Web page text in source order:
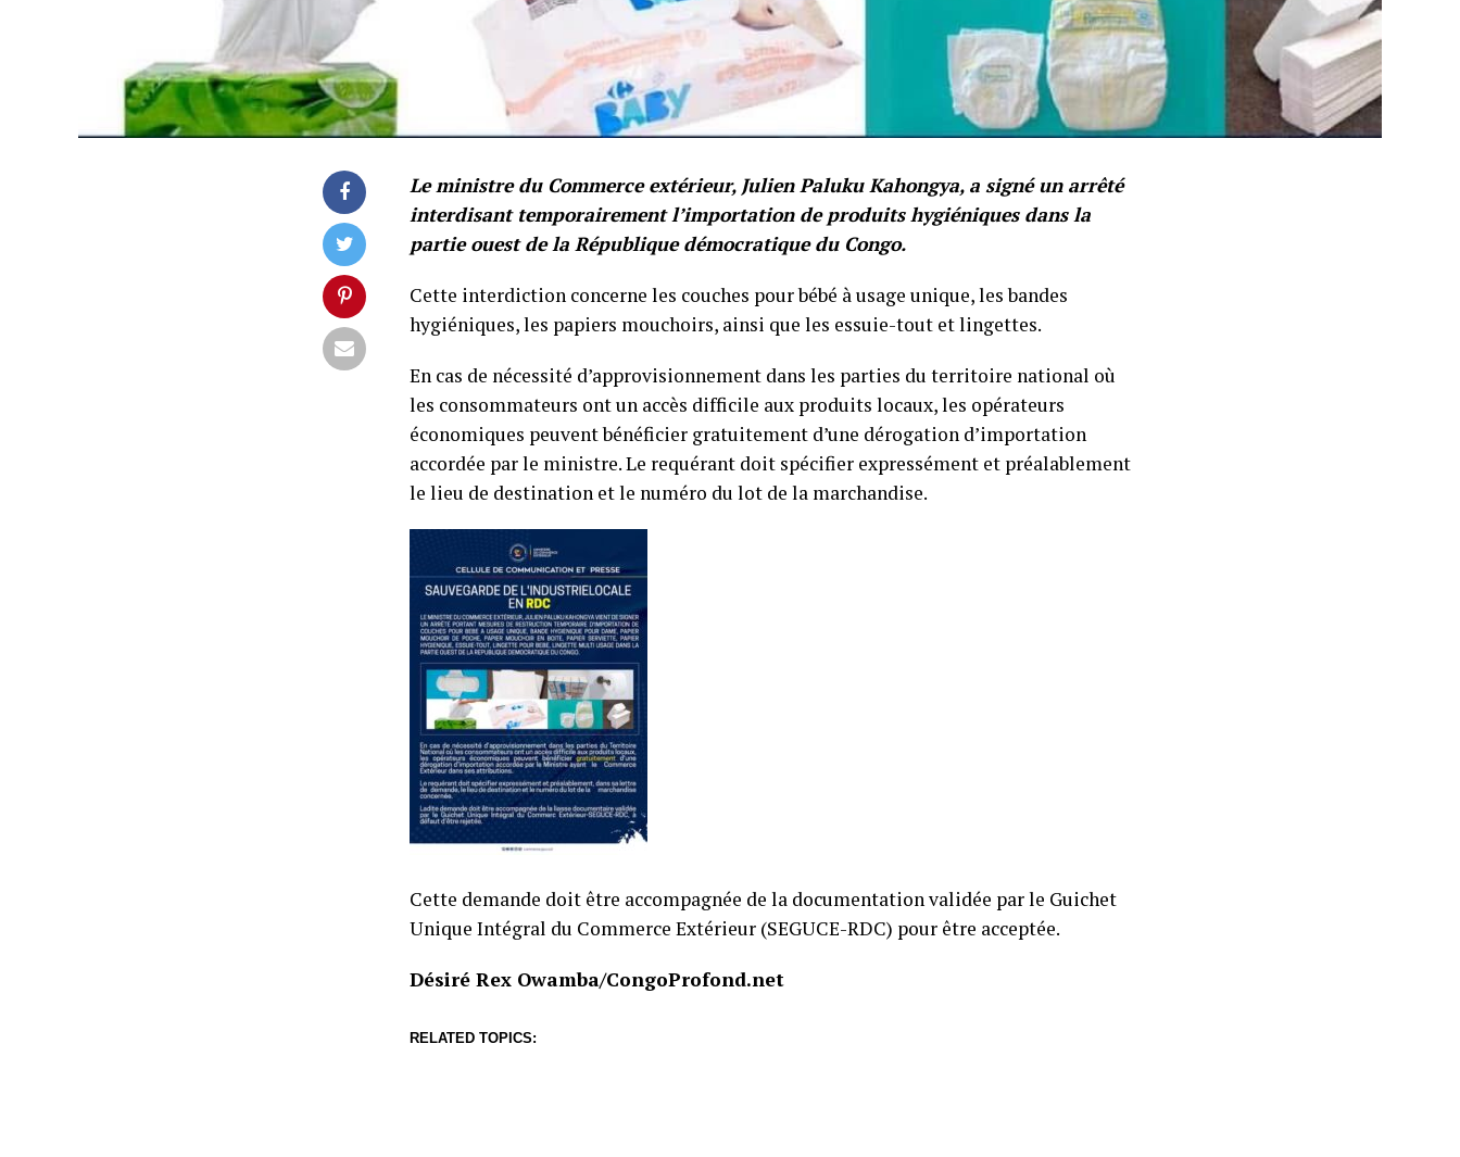
Le ministre du Commerce extérieur, Julien Paluku Kahongya, a signé un arrêté
interdisant temporairement l’importation de produits hygiéniques dans la
partie ouest de la République démocratique du Congo.
Cette interdiction concerne les couches pour bébé à usage unique, les bandes
hygiéniques, les papiers mouchoirs, ainsi que les essuie-tout et lingettes.
En cas de nécessité d’approvisionnement dans les parties du territoire national où
les consommateurs ont un accès difficile aux produits locaux, les opérateurs
économiques peuvent bénéficier gratuitement d’une dérogation d’importation
accordée par le ministre. Le requérant doit spécifier expressément et préalablement
le lieu de destination et le numéro du lot de la marchandise.
Cette demande doit être accompagnée de la documentation validée par le Guichet
Unique Intégral du Commerce Extérieur (SEGUCE-RDC) pour être acceptée.
Désiré Rex Owamba/CongoProfond.net
RELATED TOPICS: